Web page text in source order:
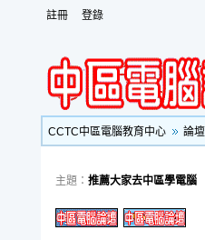
註冊 登錄
CCTC中區電腦教育中心 論壇
主題： 推薦大家去中區學電腦